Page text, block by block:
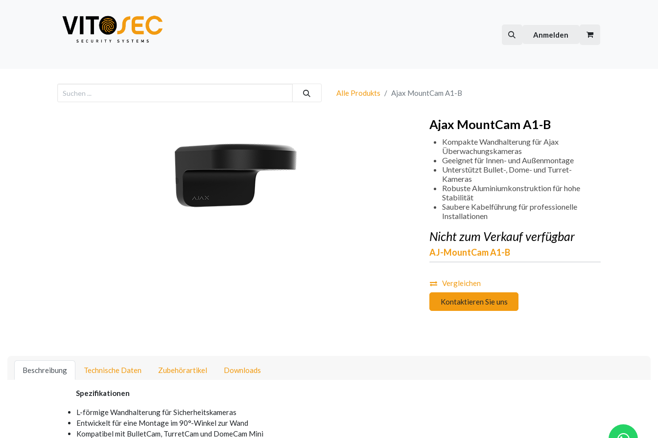
Video Alarm Anmelden
Alle Produkts Ajax MountCam A1-B
Ajax MountCam A1-B
Kompakte Wandhalterung für Ajax
Überwachungskameras
Geeignet für Innen- und Außenmontage
Unterstützt Bullet-, Dome- und Turret-
Kameras
Robuste Aluminiumkonstruktion für hohe
Stabilität
Saubere Kabelführung für professionelle
Installationen
Nicht zum Verkauf verfügbar
AJ-MountCam A1-B
Vergleichen
Kontaktieren Sie uns
Beschreibung Technische Daten Zubehörartikel Downloads
Spezifikationen
L-förmige Wandhalterung für Sicherheitskameras
Entwickelt für eine Montage im 90°-Winkel zur Wand
Kompatibel mit BulletCam, TurretCam und DomeCam Mini